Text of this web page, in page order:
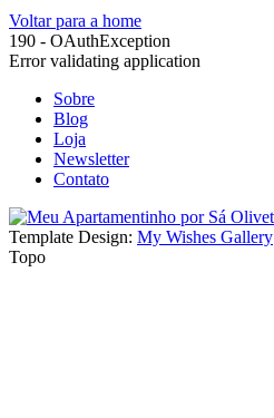
Voltar para a home
190 - OAuthException
Error validating application
Sobre
Blog
Loja
Newsletter
Contato
Template Design: My Wishes Gallery
Topo